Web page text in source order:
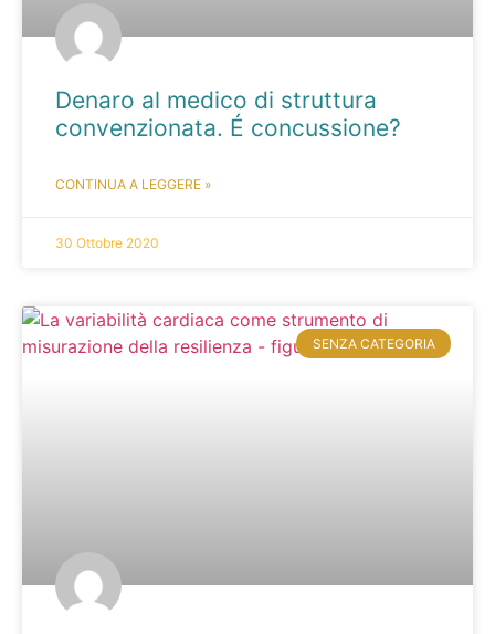
Denaro al medico di struttura
convenzionata. É concussione?
CONTINUA A LEGGERE »
30 Ottobre 2020
SENZA CATEGORIA